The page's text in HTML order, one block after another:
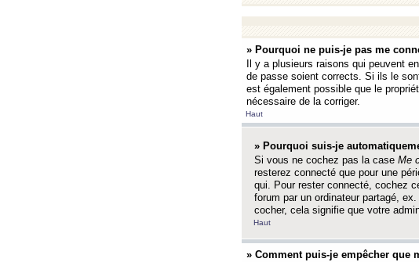
» Pourquoi ne puis-je pas me
Il y a plusieurs raisons qui peuvent
de passe soient corrects. Si ils le
est également possible que le
nécessaire de la corriger.
Haut
» Pourquoi suis-je
Si vous ne cochez pas la case Me
resterez connecté que pour une
qui. Pour rester connecté, cochez
forum par un ordinateur partagé,
cocher, cela signifie que votre
Haut
» Comment puis-je empêcher que